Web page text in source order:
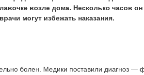
возле дома. Несколько часов
могут избежать наказания.
болен. Медики поставили диагноз —